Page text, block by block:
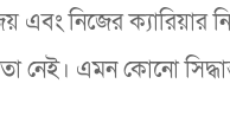
নিজের ক্যারিয়ার
নেই। এমন কোনো